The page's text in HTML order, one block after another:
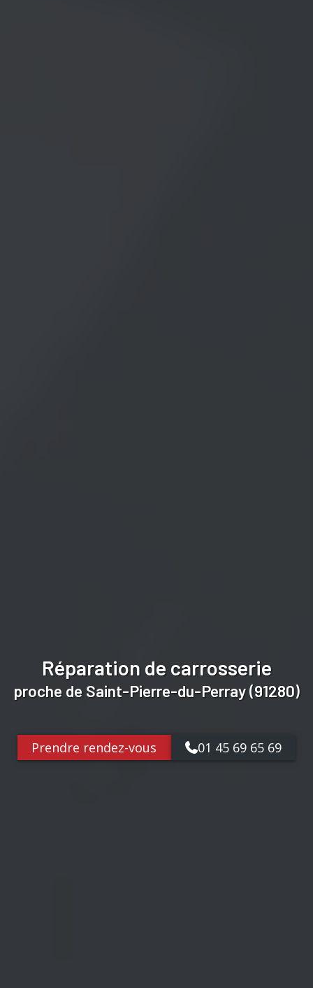
Réparation de carrosserie
proche de Saint-Pierre-du-Perray (91280)
Prendre rendez-vous 01 45 69 65 69